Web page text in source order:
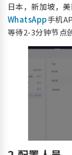
日本，新加坡，
WhatsApp手机
等待2-3分钟节点